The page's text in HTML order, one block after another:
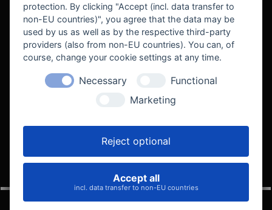
VELOCITY AUTOMOTIVE
protection. By clicking "Accept (incl. data transfer to
non-EU countries)", you agree that the data may be
used by us as well as by the respective third-party
providers (also from non-EU countries). You can, of
course, change your cookie settings at any time.
Necessary
Functional
Marketing
Reject optional
Accept all
incl. data transfer to non-EU countries